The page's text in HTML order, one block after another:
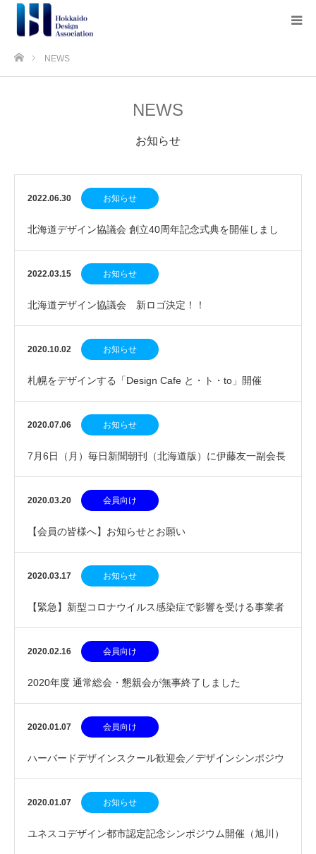
ホームNEWS
NEWS
お知らせ
2022.06.30 お知らせ
北海道デザイン協議会 創立40周年記念式典を開催しまし
た！
2022.03.15 お知らせ
北海道デザイン協議会 新ロゴ決定！！
2020.10.02 お知らせ
札幌をデザインする「Design Cafe と・ト・to」開催
2020.07.06 お知らせ
7月6日（月）毎日新聞朝刊（北海道版）に伊藤友一副会長
のインタビューが掲載されました
2020.03.20 会員向け
【会員の皆様へ】お知らせとお願い
2020.03.17 お知らせ
【緊急】新型コロナウイルス感染症で影響を受ける事業者
の皆様へ
2020.02.16 会員向け
2020年度 通常総会・懇親会が無事終了しました
2020.01.07 会員向け
ハーバードデザインスクール歓迎会／デザインシンポジウ
ム講師との懇談会（旭川）
2020.01.07 お知らせ
ユネスコデザイン都市認定記念シンポジウム開催（旭川）